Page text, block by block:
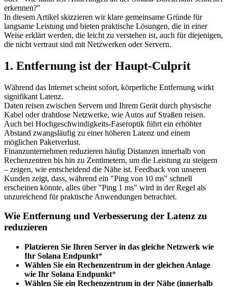
erkennen?"
In diesem Artikel skizzieren wir klare gemeinsame Gründe für
langsame Leistung und bieten praktische Lösungen, die in einer
Weise erklärt werden, die leicht zu verstehen ist, auch für diejenigen,
die nicht vertraut sind mit Netzwerken oder Servern.
1. Entfernung ist der Haupt-Culprit
Während das Internet scheint sofort, körperliche Entfernung wirkt
signifikant Latenz.
Daten reisen zwischen Servern und Ihrem Gerät durch physische
Kabel oder drahtlose Netzwerke, wie Autos auf Straßen reisen.
Auch bei Hochgeschwindigkeits-Faseroptik führt ein erhöhter
Abstand zwangsläufig zu einer höheren Latenz und einem
möglichen Paketverlust.
Finanzunternehmen reduzieren häufig Distanzen innerhalb von
Rechenzentren bis hin zu Zentimetern, um die Leistung zu steigern
– zeigen, wie entscheidend die Nähe ist. Feedback von unseren
Kunden zeigt, dass, während ein "Ping von 10 ms" schnell
erscheinen könnte, alles über "Ping 1 ms" wird in der Regel als
unzureichend für praktische Anwendungen betrachtet.
Wie Entfernung und Verbesserung der Latenz zu
reduzieren
Platzieren Sie Ihren Server in das gleiche Netzwerk wie
Ihr Solana Endpunkt*
Wählen Sie ein Rechenzentrum in der gleichen Anlage
wie Ihr Solana Endpunkt*
Wählen Sie ein Rechenzentrum in der Nähe (innerhalb